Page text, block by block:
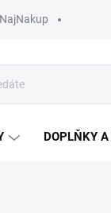
NajNakup
DOPLŇKY